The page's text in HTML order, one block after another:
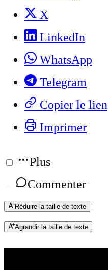
X
LinkedIn
WhatsApp
Telegram
Copier le lien
Imprimer
Plus
Commenter
Réduire la taille de texte
Agrandir la taille de texte